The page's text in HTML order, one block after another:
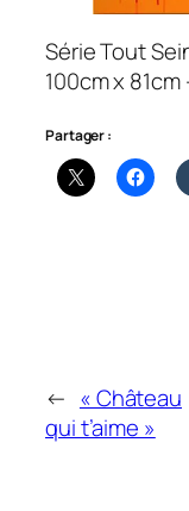
Série Tout
100cm x
Partager :
← « Château
qui t’aime »